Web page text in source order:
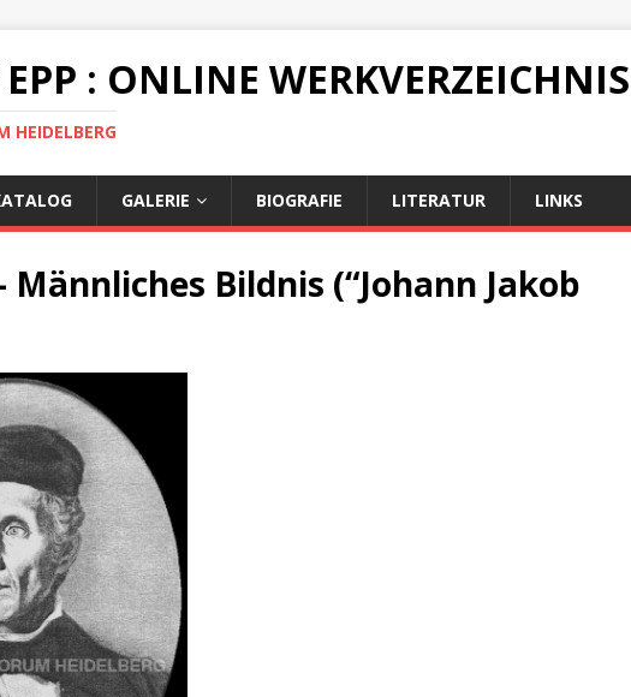
: ONLINE WERKVERZEICHNIS
HEIDELBERG
GALERIE BIOGRAFIE LITERATUR LINKS
Männliches Bildnis (“Johann Jakob